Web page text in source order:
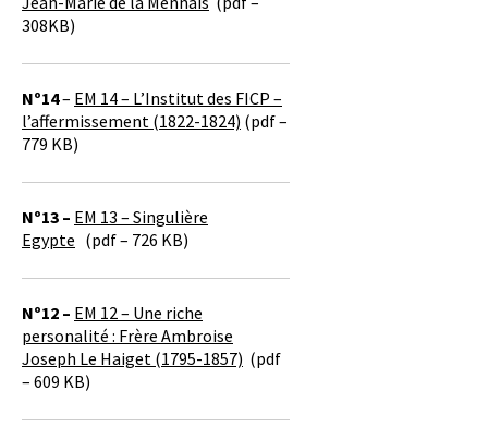
308KB)
Nº14– EM 14 – L’Institut des FICP –
l’affermissement (1822-1824) (pdf –
779 KB)
Nº13 – EM 13 – Singulière
Egypte (pdf – 726 KB)
Nº12 – EM 12 – Une riche
personalité : Frère Ambroise
Joseph Le Haiget (1795-1857) (pdf
– 609 KB)